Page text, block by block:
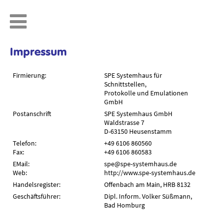

Impressum
Firmierung:
SPE Systemhaus für
Schnittstellen,
Protokolle und Emulationen
GmbH
Postanschrift
SPE Systemhaus GmbH
Waldstrasse 7
D-63150 Heusenstamm
Telefon:
Fax:
+49 6106 860560
+49 6106 860583
EMail:
Web:
spe@spe-systemhaus.de
http://www.spe-systemhaus.de
Handelsregister:
Offenbach am Main, HRB 8132
Geschäftsführer:
Dipl. Inform. Volker Süßmann,
Bad Homburg